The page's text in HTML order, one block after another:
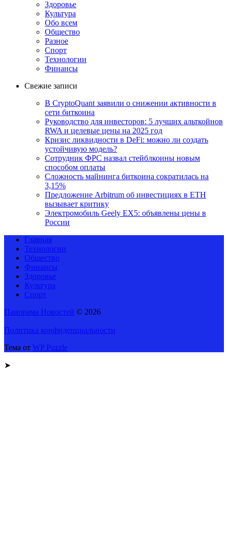
Здоровье
Культура
Обо всем
Общество
Разное
Спорт
Технологии
Финансы
Свежие записи
В CryptoQuant заявили о снижении активности в
сети биткоина
Руководство для инвесторов: 5 лучших альткойнов
RWA и целевые цены на 2025 год
Кризис ликвидности в DeFi: можно ли создать
устойчивую модель?
Сотрудник ФРС назвал стейблкоины новым
способом оплаты
Сложность майнинга биткоина сократилась на
3,15%
Предложение Arbitrum об инвестициях в ETH
вызывает критику
Электромобиль Geely EX5: объявлены цены в
России
Главная
Технологии
Общество
Финансы
Здоровье
Культура
Спорт
Панорама Новостей © 2026
Политика конфиденциальности
Тема от WP Puzzle
➤